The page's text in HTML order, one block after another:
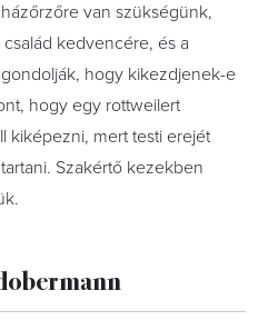
van szükségünk,
kedvencére, és a
hogy kikezdjenek-e
hogy egy rottweilert
kiképezni, mert testi erejét
Szakértő kezekben